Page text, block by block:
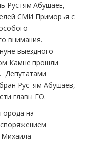
Рустям Абушаев,
СМИ Приморья с
внимания.
выездного
Камне прошли
Депутатами
Рустям Абушаев,
главы ГО.
на
Михаила